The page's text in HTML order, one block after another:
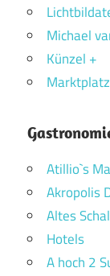
Michael
Künzel +
Marktplatz
Atillio`s
Akropolis
Altes
Hotels
A hoch 2